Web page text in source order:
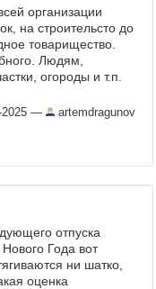
организации
на строительсто до
товарищество.
Людям,
огороды и т.п.
— artemdragunov
отпуска
Года вот
ни шатко,
оценка